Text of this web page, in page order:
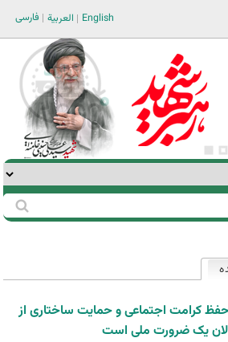
فارسی العربية English
کرامت اجتماعی و حمایت ساختاری از
یک ضرورت ملی است